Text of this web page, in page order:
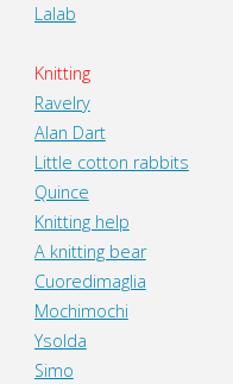
Lalab
Knitting
Ravelry
Alan Dart
Little cotton rabbits
Quince
Knitting help
A knitting bear
Cuoredimaglia
Mochimochi
Ysolda
Simo